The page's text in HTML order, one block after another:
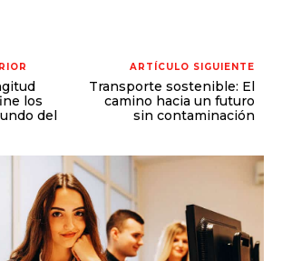
Y BENEFICIOS
Y SELECCIÓN
DE PERSONAL
DEL DESEMPEÑO
Y CLIMA ORGANIZACIONAL
los
del
ARTÍCULO SIGUIENTE
Transporte sostenible: El
camino hacia un futuro
sin contaminación